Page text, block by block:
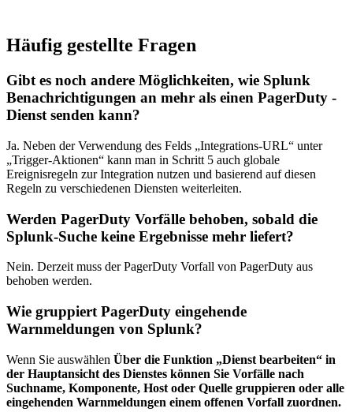
Häufig gestellte Fragen
Gibt es noch andere Möglichkeiten, wie Splunk
Benachrichtigungen an mehr als einen PagerDuty -
Dienst senden kann?
Ja. Neben der Verwendung des Felds „Integrations-URL“ unter
„Trigger-Aktionen“ kann man in Schritt 5 auch globale
Ereignisregeln zur Integration nutzen und basierend auf diesen
Regeln zu verschiedenen Diensten weiterleiten.
Werden PagerDuty Vorfälle behoben, sobald die
Splunk-Suche keine Ergebnisse mehr liefert?
Nein. Derzeit muss der PagerDuty Vorfall von PagerDuty aus
behoben werden.
Wie gruppiert PagerDuty eingehende
Warnmeldungen von Splunk?
Wenn Sie auswählen Über die Funktion „Dienst bearbeiten“ in
der Hauptansicht des Dienstes können Sie Vorfälle nach
Suchname, Komponente, Host oder Quelle gruppieren oder alle
eingehenden Warnmeldungen einem offenen Vorfall zuordnen.